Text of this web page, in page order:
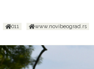
011 www.novibeograd.rs